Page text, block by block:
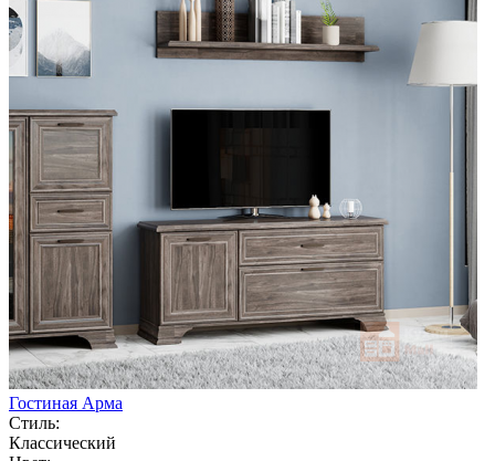
Гостиная Арма
Стиль:
Классический